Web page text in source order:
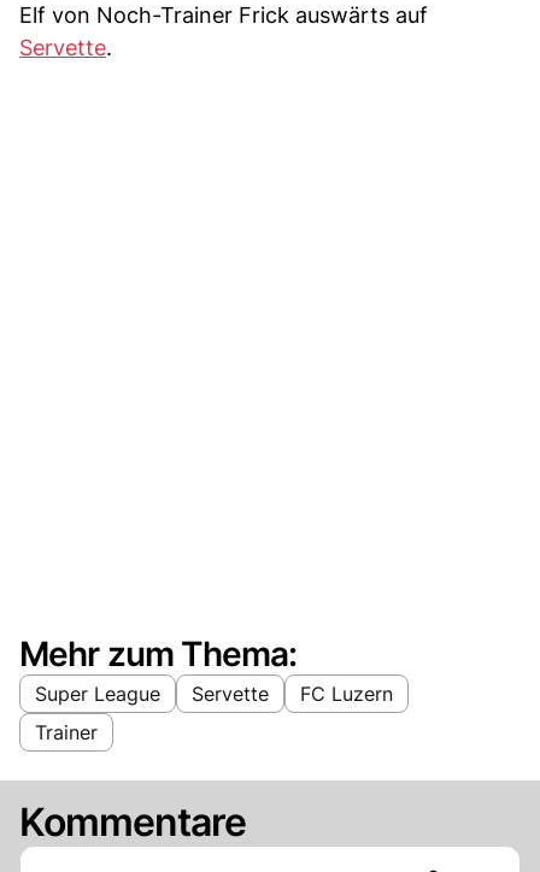
Elf von Noch-Trainer Frick auswärts auf
Servette.
Mehr zum Thema:
Super League Servette
FC Luzern
Trainer
Kommentare